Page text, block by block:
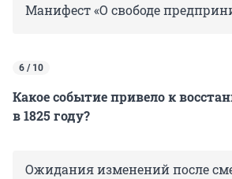
Манифест «О свободе
6 / 10
Какое событие привело к
в 1825 году?
Ожидания изменений после